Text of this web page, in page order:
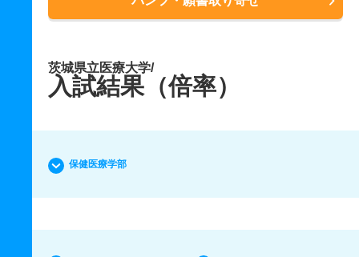
茨城県立医療大学/
入試結果（倍率）
保健医療学部